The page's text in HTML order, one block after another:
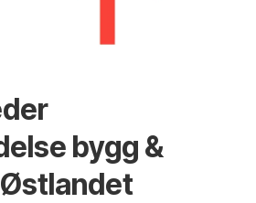
bygg &